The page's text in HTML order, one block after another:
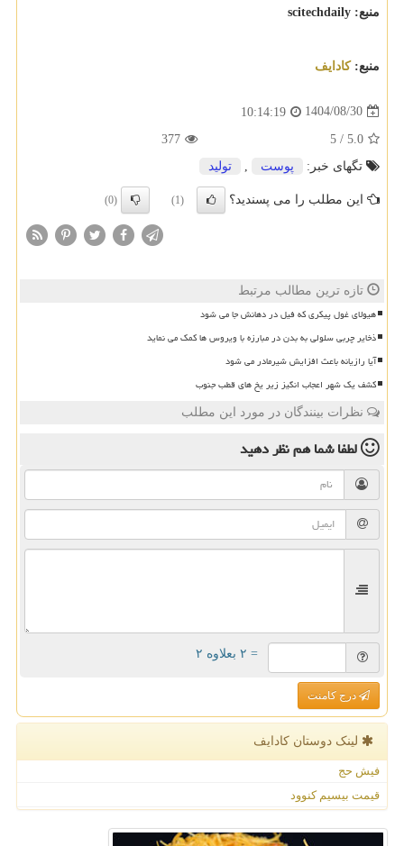
منبع: scitechdaily
منبع:كادایف
1404/08/30
10:14:19
5.0
/
5
377
تگهای خبر:
پوست تولید
این مطلب را می پسندید؟ (1)
(0)
تازه ترین مطالب مرتبط
هیولای غول پیکری که فیل در دهانش جا می شود
ذخایر چربی سلولی به بدن در مبارزه با ویروس ها کمک می نماید
آیا رازیانه باعث افزایش شیرمادر می شود
کشف یک شهر اعجاب انگیز زیر یخ های قطب جنوب
نظرات بینندگان در مورد این مطلب
لطفا شما همنظر دهید
= ۲ بعلاوه ۲
درج کامنت
لینک دوستان كادایف
فیش حج
قیمت بیسیم کنوود